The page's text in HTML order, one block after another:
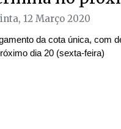
12 Março 2020
da cota única, com
dia 20 (sexta-feira)